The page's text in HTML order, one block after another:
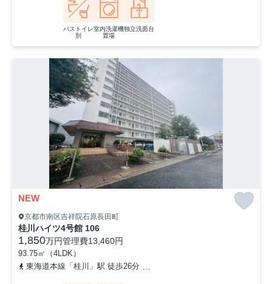
バストイレ
別
室内洗濯機
置場
独立洗面台
NEW
京都市南区吉祥院石原長田町
桂川ハイツ4号館 106
1,850万円管理費13,460円
93.75㎡（4LDK）
東海道本線「桂川」駅 徒歩26分